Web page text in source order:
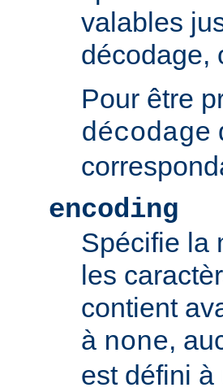
valables
décodage,
Pour être
décodage
encoding
Spécifie la
les
contient
à none,
est défini à